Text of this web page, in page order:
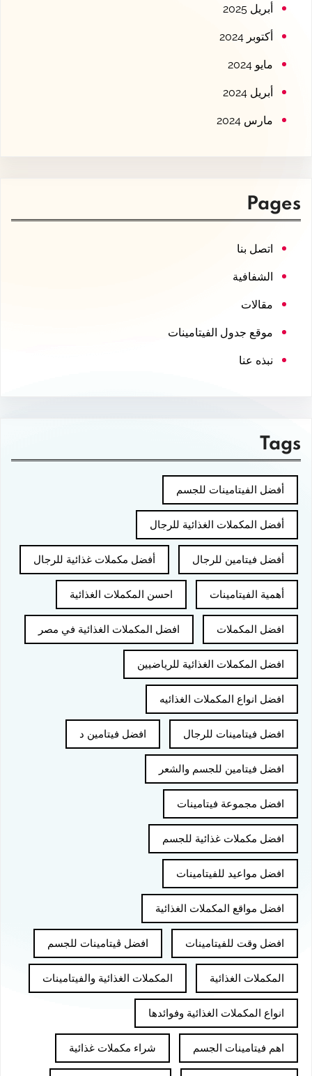
أبريل 2025
أكتوبر 2024
مايو 2024
أبريل 2024
مارس 2024
Pages
اتصل بنا
الشفافية
مقالات
موقع جدول الفيتامينات
نبذه عنا
Tags
أفضل الفيتامينات للجسم
أفضل المكملات الغذائية للرجال
أفضل فيتامين للرجال أفضل مكملات غذائية للرجال
أهمية الفيتامينات احسن المكملات الغذائية
افضل المكملات افضل المكملات الغذائية في مصر
افضل المكملات الغذائية للرياضيين
افضل انواع المكملات الغذائيه
افضل فيتامينات للرجال افضل فيتامين د
افضل فيتامين للجسم والشعر
افضل مجموعة فيتامينات
افضل مكملات غذائية للجسم
افضل مواعيد للفيتامينات
افضل مواقع المكملات الغذائية
افضل وقت للفيتامينات افضل ڤيتامينات للجسم
المكملات الغذائية المكملات الغذائية والفيتامينات
انواع المكملات الغذائية وفوائدها
اهم فيتامينات الجسم شراء مكملات غذائية